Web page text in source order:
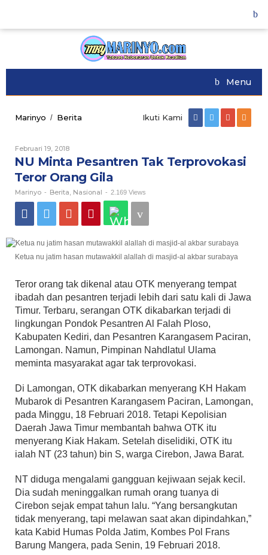
content
Menu
Marinyo / Berita
Terprovokasi
Teror
Orang
Gila
Ikuti Kami
Februari 19, 2018
Marinyo
NU Minta Pesantren Tak Terprovokasi
Teror Orang Gila
Marinyo - Berita Nasional - 2.169 Views
Ketua nu jatim hasan mutawakkil alallah di masjid-al akbar surabaya
Teror orang tak dikenal atau OTK menyerang tempat
ibadah dan pesantren terjadi lebih dari satu kali di Jawa
Timur. Terbaru, serangan OTK dikabarkan terjadi di
lingkungan Pondok Pesantren Al Falah Ploso,
Kabupaten Kediri, dan Pesantren Karangasem Paciran,
Lamongan. Namun, Pimpinan Nahdlatul Ulama
meminta masyarakat agar tak terprovokasi.
Di Lamongan, OTK dikabarkan menyerang KH Hakam
Mubarok di Pesantren Karangasem Paciran, Lamongan,
pada Minggu, 18 Februari 2018. Tetapi Kepolisian
Daerah Jawa Timur membantah bahwa OTK itu
menyerang Kiak Hakam. Setelah diselidiki, OTK itu
ialah NT (23 tahun) bin S, warga Cirebon, Jawa Barat.
NT diduga mengalami gangguan kejiwaan sejak kecil.
Dia sudah meninggalkan rumah orang tuanya di
Cirebon sejak empat tahun lalu. “Yang bersangkutan
tidak menyerang, tapi melawan saat akan dipindahkan,”
kata Kabid Humas Polda Jatim, Kombes Pol Frans
Barung Mangera, pada Senin, 19 Februari 2018.